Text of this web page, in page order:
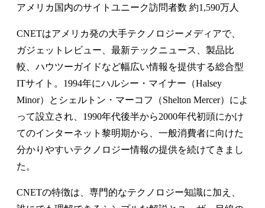
アメリカ国内のサイトユニーク訪問者数 約1,590万人
CNETはアメリカ発の大手テクノロジーメディアで、
ガジェットレビュー、最新テックニュース、製品比
較、ハウツーガイドなど幅広い情報を提供する総合型
ITサイト。1994年にハルシー・マイナー（Halsey
Minor）とシェルトン・マーコフ（Shelton Mercer）によ
って設立され、1990年代後半から2000年代初頭にかけ
てのインターネット黎明期から、一般消費者に向けた
分かりやすいテクノロジー情報の提供を続けてきまし
た。
CNETの特徴は、専門的なテクノロジー知識に加え、